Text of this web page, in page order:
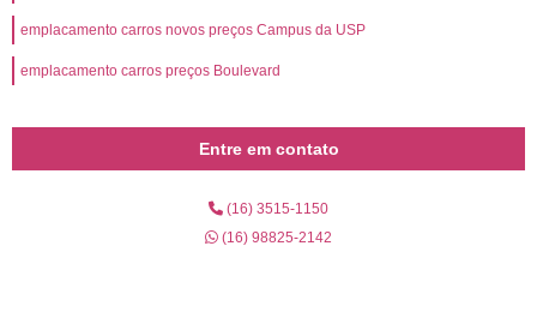
emplacamento carros novos preços Campus da USP
emplacamento carros preços Boulevard
Entre em contato
(16) 3515-1150
(16) 98825-2142